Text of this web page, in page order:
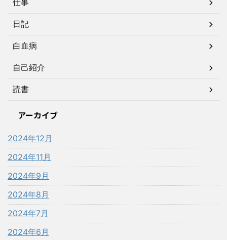
仕事
日記
白血病
自己紹介
読書
アーカイブ
2024年12月
2024年11月
2024年9月
2024年8月
2024年7月
2024年6月